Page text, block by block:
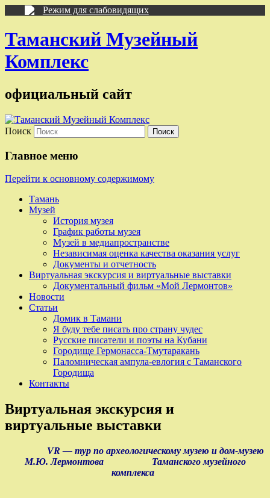
Режим для слабовидящих
Таманский Музейный
Комплекс
официальный сайт
Поиск
Главное меню
Перейти к основному содержимому
Тамань
Музей
История музея
График работы музея
Музей в медиапространстве
Независимая оценка качества оказания услуг
Документы и отчетность
Виртуальная экскурсия и виртуальные выставки
Документальный фильм «Мой Лермонтов»
Новости
Статьи
Домик в Тамани
Я буду тебе писать про страну чудес
Русские писатели и поэты на Кубани
Городище Гермонасса-Тмутаракань
Паломническая ампула-евлогия с Таманского
Городища
Контакты
Виртуальная экскурсия и
виртуальные выставки
VR — тур по археологическому музею и дом-музею
М.Ю. Лермонтова Таманского музейного
комплекса